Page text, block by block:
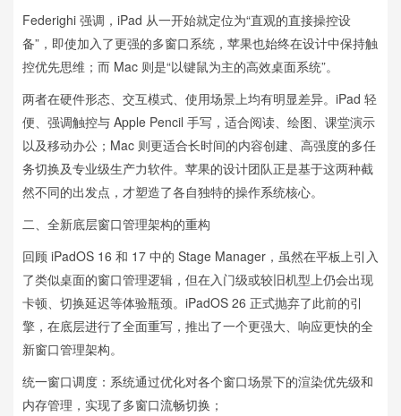
Federighi 强调，iPad 从一开始就定位为“直观的直接操控设
备”，即使加入了更强的多窗口系统，苹果也始终在设计中保持触
控优先思维；而 Mac 则是“以键鼠为主的高效桌面系统”。
两者在硬件形态、交互模式、使用场景上均有明显差异。iPad 轻
便、强调触控与 Apple Pencil 手写，适合阅读、绘图、课堂演示
以及移动办公；Mac 则更适合长时间的内容创建、高强度的多任
务切换及专业级生产力软件。苹果的设计团队正是基于这两种截
然不同的出发点，才塑造了各自独特的操作系统核心。
二、全新底层窗口管理架构的重构
回顾 iPadOS 16 和 17 中的 Stage Manager，虽然在平板上引入
了类似桌面的窗口管理逻辑，但在入门级或较旧机型上仍会出现
卡顿、切换延迟等体验瓶颈。iPadOS 26 正式抛弃了此前的引
擎，在底层进行了全面重写，推出了一个更强大、响应更快的全
新窗口管理架构。
统一窗口调度：系统通过优化对各个窗口场景下的渲染优先级和
内存管理，实现了多窗口流畅切换；